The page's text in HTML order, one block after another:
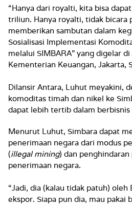
“Hanya dari royalti, kita bisa
triliun. Hanya royalti, tidak bicara
memberikan sambutan dalam
Sosialisasi Implementasi
melalui SIMBARA” yang digelar
Kementerian Keuangan, Jakarta,
Dilansir Antara, Luhut meyakini,
komoditas timah dan nikel ke
dapat lebih tertib dalam
Menurut Luhut, Simbara dapat
penerimaan negara dari modus
(illegal mining) dan penghindaran
penerimaan negara.
“Jadi, dia (kalau tidak patuh) oleh
ekspor. Siapa pun dia, mau pakai